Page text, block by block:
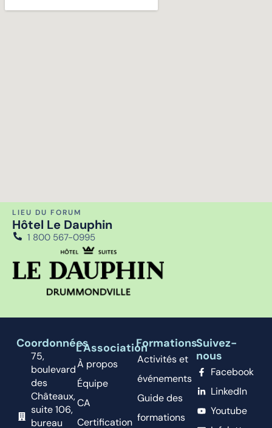
LIEU DU FORUM
Hôtel Le Dauphin
1 800 567-0995
Coordonnées
75,
boulevard
des
Châteaux,
suite 106,
bureau
L'Association
À propos
Équipe
CA
Certification
Formations
Activités et
événements
Guide des
formations
Suivez-
nous
Facebook
LinkedIn
Youtube